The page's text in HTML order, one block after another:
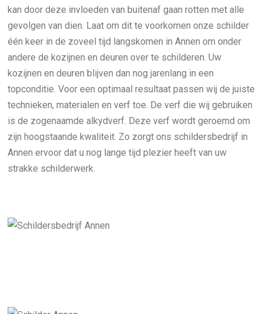
kan door deze invloeden van buitenaf gaan rotten met alle
gevolgen van dien. Laat om dit te voorkomen onze schilder
één keer in de zoveel tijd langskomen in Annen om onder
andere de kozijnen en deuren over te schilderen. Uw
kozijnen en deuren blijven dan nog jarenlang in een
topconditie. Voor een optimaal resultaat passen wij de juiste
technieken, materialen en verf toe. De verf die wij gebruiken
is de zogenaamde alkydverf. Deze verf wordt geroemd om
zijn hoogstaande kwaliteit. Zo zorgt ons schildersbedrijf in
Annen ervoor dat u nog lange tijd plezier heeft van uw
strakke schilderwerk.